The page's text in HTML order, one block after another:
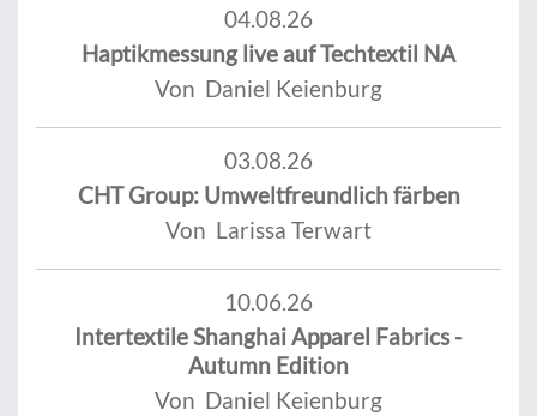
04.08.26
Haptikmessung live auf Techtextil NA
Von Daniel Keienburg
03.08.26
CHT Group: Umweltfreundlich färben
Von Larissa Terwart
10.06.26
Intertextile Shanghai Apparel Fabrics -
Autumn Edition
Von Daniel Keienburg